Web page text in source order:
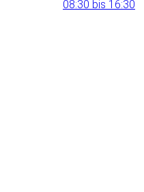
08:30 bis 16:30